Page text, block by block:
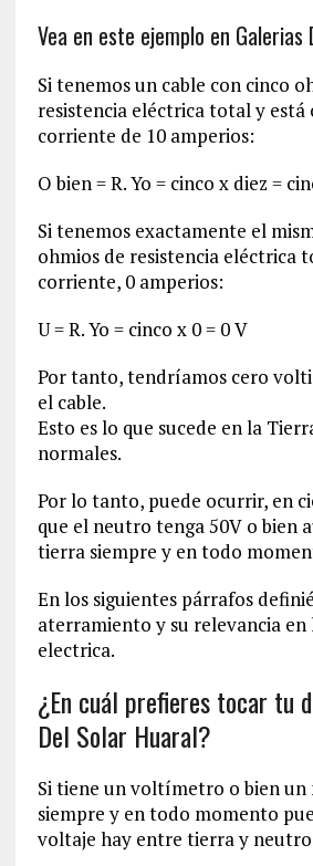
Vea en este ejemplo en Galerias
Si tenemos un cable con cinco
resistencia eléctrica total y está
corriente de 10 amperios:
O bien = R. Yo = cinco x diez =
Si tenemos exactamente el
ohmios de resistencia eléctrica
corriente, 0 amperios:
U = R. Yo = cinco x 0 = 0 V
Por tanto, tendríamos cero
el cable.
Esto es lo que sucede en la
normales.
Por lo tanto, puede ocurrir, en
que el neutro tenga 50V o bien
tierra siempre y en todo
En los siguientes párrafos
aterramiento y su relevancia
electrica.
¿En cuál prefieres tocar tu
Del Solar Huaral?
Si tiene un voltímetro o bien
siempre y en todo momento
voltaje hay entre tierra y